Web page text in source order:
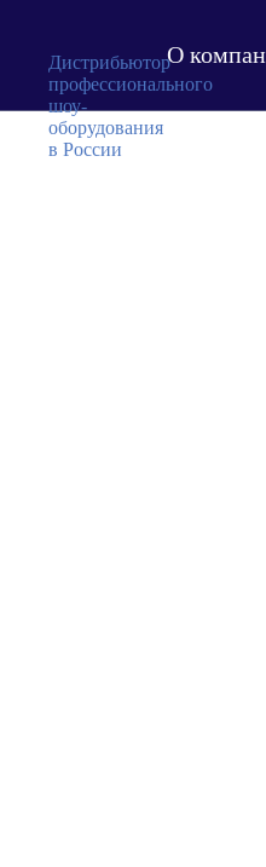
Дистрибьютор
профессионального
шоу-
оборудования
в России
О